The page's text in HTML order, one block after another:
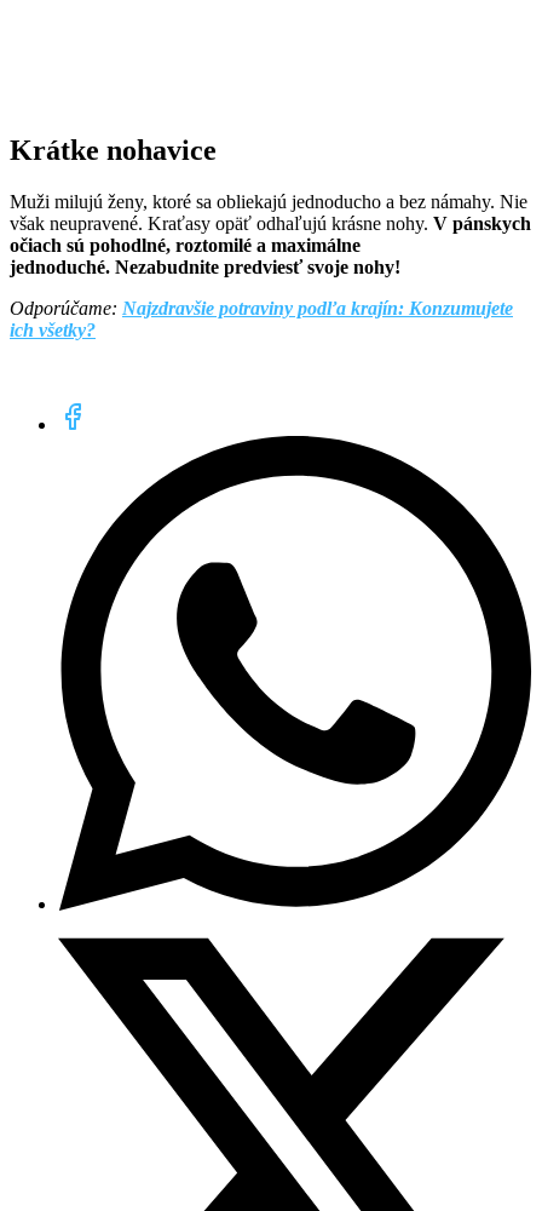
Krátke nohavice
Muži milujú ženy, ktoré sa obliekajú jednoducho a bez námahy. Nie
však neupravené. Kraťasy opäť odhaľujú krásne nohy. V pánskych
očiach sú pohodlné, roztomilé a maximálne
jednoduché. Nezabudnite predviesť svoje nohy!
Odporúčame: Najzdravšie potraviny podľa krajín: Konzumujete
ich všetky?